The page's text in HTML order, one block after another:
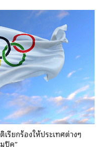
รียกร้องให้ประเทศต่างๆ
ปิค”